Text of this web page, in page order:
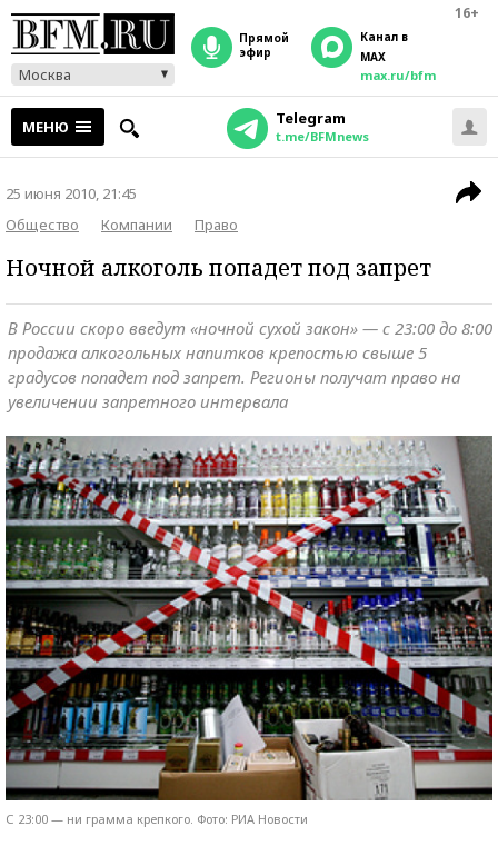
16+
Москва
прямой
эфир
Канал в
MAX
max.ru/bfm
МЕНЮ Telegram
t.me/BFMnews
25 июня 2010, 21:45
Общество
Компании Право
Ночной алкоголь попадет под запрет
В России скоро введут «ночной сухой закон» — с 23:00 до 8:00
продажа алкогольных напитков крепостью свыше 5
градусов попадет под запрет. Регионы получат право на
увеличении запретного интервала
С 23:00 — ни грамма крепкого. Фото: РИА Новости